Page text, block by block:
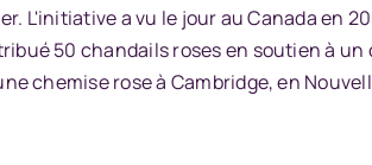
L'initiative a vu le jour au Canada en
50 chandails roses en soutien à un
chemise rose à Cambridge, en